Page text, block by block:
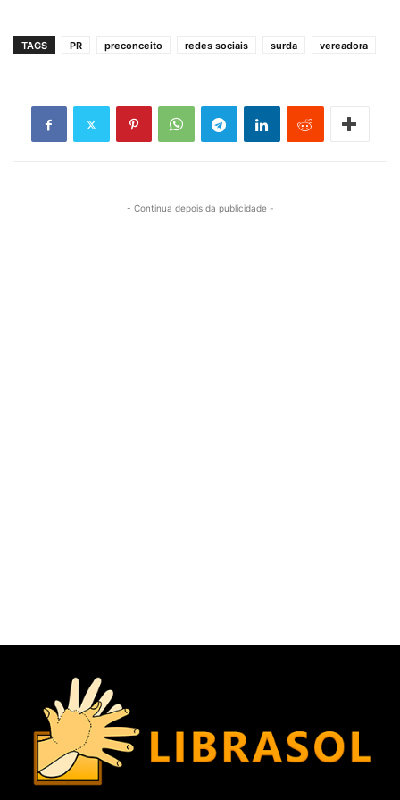
TAGS PR preconceito redes sociais surda vereadora
- Continua depois da publicidade -